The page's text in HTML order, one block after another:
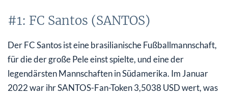
#1: FC Santos (SANTOS)
Der FC Santos ist eine brasilianische Fußballmannschaft,
für die der große Pele einst spielte, und eine der
legendärsten Mannschaften in Südamerika. Im Januar
2022 war ihr SANTOS-Fan-Token 3,5038 USD wert, was